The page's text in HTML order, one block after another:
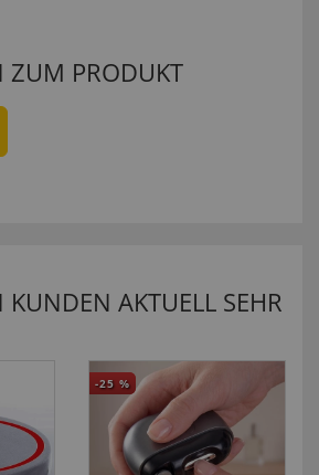
ZUM PRODUKT
KUNDEN AKTUELL SEHR
-25 %